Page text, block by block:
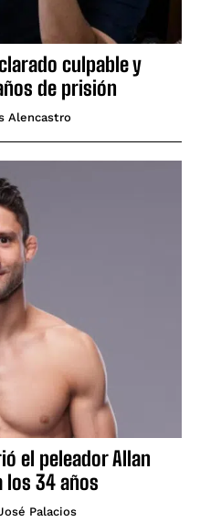
culpable y
de prisión
Alencastro
el peleador Allan
los 34 años
Palacios